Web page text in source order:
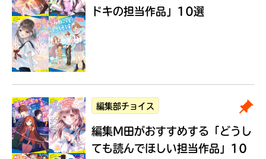
ドキの担当作品」10選
編集部チョイス
編集M田がおすすめする 「どうし
ても読んでほしい担当作品」10